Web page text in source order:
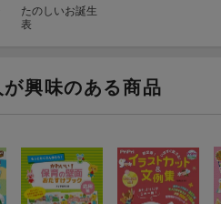
たのしいお誕生
表
興味のある商品